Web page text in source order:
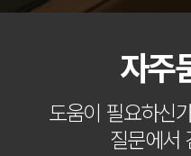
자주
도움이 필요하신
질문에서